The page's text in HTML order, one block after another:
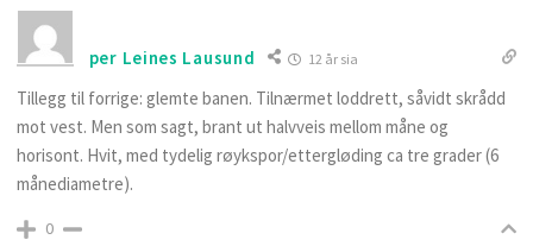
per Leines Lausund 12 år sia
Tillegg til forrige: glemte banen. Tilnærmet loddrett, såvidt skrådd
mot vest. Men som sagt, brant ut halvveis mellom måne og
horisont. Hvit, med tydelig røykspor/ettergløding ca tre grader (6
månediametre).
0